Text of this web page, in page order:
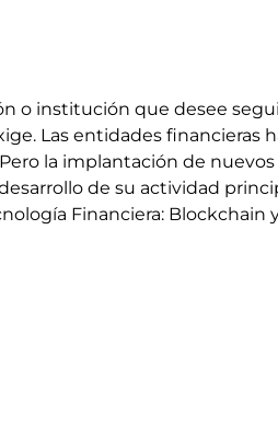
o institución que desee
Las entidades financieras
la implantación de
de su actividad
Financiera: Blockchain